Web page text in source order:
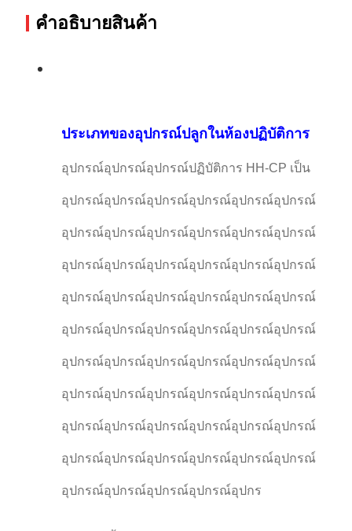
คําอธิบายสินค้า
ประเภทของอุปกรณ์ปลูกในห้องปฏิบัติการ
อุปกรณ์อุปกรณ์อุปกรณ์ปฏิบัติการ HH-CP เป็น
อุปกรณ์อุปกรณ์อุปกรณ์อุปกรณ์อุปกรณ์อุปกรณ์
อุปกรณ์อุปกรณ์อุปกรณ์อุปกรณ์อุปกรณ์อุปกรณ์
อุปกรณ์อุปกรณ์อุปกรณ์อุปกรณ์อุปกรณ์อุปกรณ์
อุปกรณ์อุปกรณ์อุปกรณ์อุปกรณ์อุปกรณ์อุปกรณ์
อุปกรณ์อุปกรณ์อุปกรณ์อุปกรณ์อุปกรณ์อุปกรณ์
อุปกรณ์อุปกรณ์อุปกรณ์อุปกรณ์อุปกรณ์อุปกรณ์
อุปกรณ์อุปกรณ์อุปกรณ์อุปกรณ์อุปกรณ์อุปกรณ์
อุปกรณ์อุปกรณ์อุปกรณ์อุปกรณ์อุปกรณ์อุปกรณ์
อุปกรณ์อุปกรณ์อุปกรณ์อุปกรณ์อุปกรณ์อุปกรณ์
อุปกรณ์อุปกรณ์อุปกรณ์อุปกรณ์อุปกร